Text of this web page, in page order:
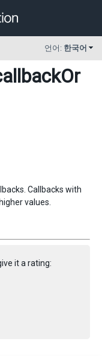
언어: 한국어
Callbacks with
values.
it a rating: